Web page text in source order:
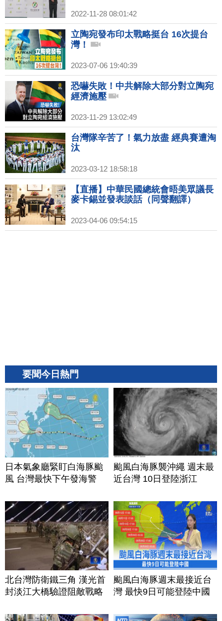
2022-11-28 08:01:42
立陶宛發布印太戰略挺台 16次提台
灣！
2023-07-06 19:40:39
恐嚇失敗！中共解除大部分對立陶宛
經濟施壓
2023-11-29 13:02:49
台灣隊辛苦了！氣力放盡 經典賽遭淘
汰
2023-03-12 18:58:18
【直播】中華民國總統會晤美眾議長
麥卡錫並發表談話（同聲翻譯）
2023-04-06 09:54:15
要聞今日熱門
日本氣象廳緊盯白海豚颱
風 台灣最快下午發海警
颱風白海豚襲沖繩 週末最
近台灣 10日登陸浙江
北台灣防衛鐵三角 漢光首
封淡江大橋驗證阻敵戰略
颱風白海豚週末最接近台
灣 最快9日可能登陸中國